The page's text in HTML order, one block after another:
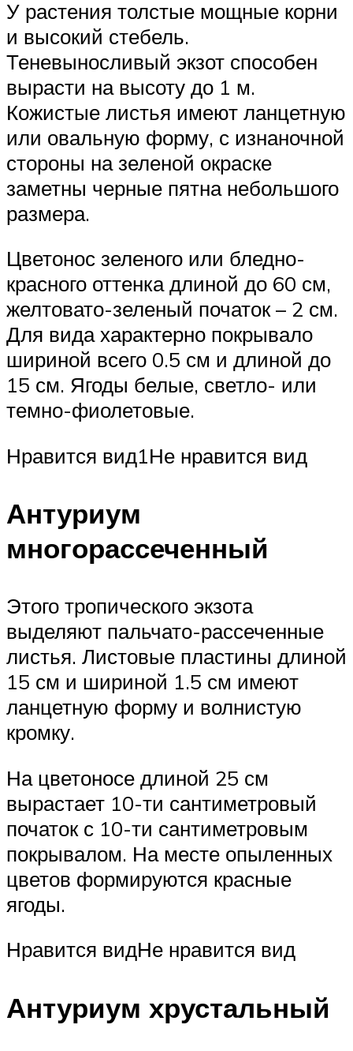
У растения толстые мощные корни
и высокий стебель.
Теневыносливый экзот способен
вырасти на высоту до 1 м.
Кожистые листья имеют ланцетную
или овальную форму, с изнаночной
стороны на зеленой окраске
заметны черные пятна небольшого
размера.
Цветонос зеленого или бледно-
красного оттенка длиной до 60 см,
желтовато-зеленый початок – 2 см.
Для вида характерно покрывало
шириной всего 0.5 см и длиной до
15 см. Ягоды белые, светло- или
темно-фиолетовые.
Нравится вид1Не нравится вид
Антуриум
многорассеченный
Этого тропического экзота
выделяют пальчато-рассеченные
листья. Листовые пластины длиной
15 см и шириной 1.5 см имеют
ланцетную форму и волнистую
кромку.
На цветоносе длиной 25 см
вырастает 10-ти сантиметровый
початок с 10-ти сантиметровым
покрывалом. На месте опыленных
цветов формируются красные
ягоды.
Нравится видНе нравится вид
Антуриум хрустальный